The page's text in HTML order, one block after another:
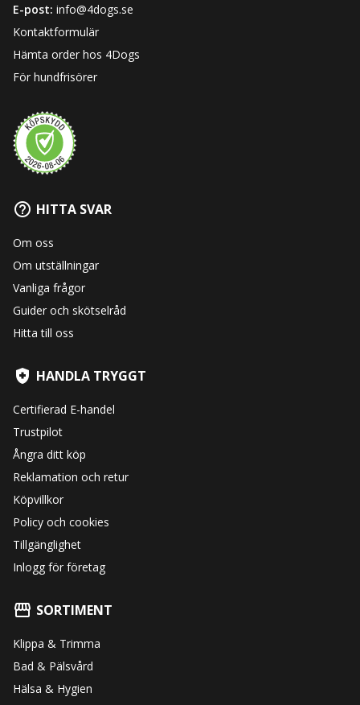
E-post: info@4dogs.se
Kontaktformulär
Hämta order hos 4Dogs
För hundfrisörer
HITTA SVAR
Om oss
Om utställningar
Vanliga frågor
Guider och skötselråd
Hitta till oss
HANDLA TRYGGT
Certifierad E-handel
Trustpilot
Ångra ditt köp
Reklamation och retur
Köpvillkor
Policy och cookies
Tillgänglighet
Inlogg för företag
SORTIMENT
Klippa & Trimma
Bad & Pälsvård
Hälsa & Hygien